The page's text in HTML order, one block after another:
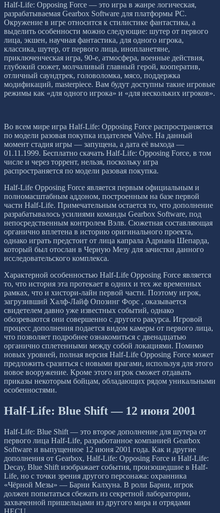
Half-Life: Opposing Force — это игра в жанре логическая,
разрабатываемая Gearbox Software для платформы PC.
Окружение в игре относится к cтилистике фантастика, а
выделить особенности можно следующие: шутер от первого
лица, экшен, научная фантастика, для одного игрока,
классика, шутер, от первого лица, инопланетяне,
приключенческая игра, 90-е, атмосфера, военные действия,
глубокий сюжет, молчаливый главный герой, кооператив,
отличный саундтрек, головоломка, мясо, поддержка
модификаций, masterpiece. Вам будут доступны такие игровые
режимы как «для одного игрока» и «для нескольких игроков».
Во всем мире игра Half-Life: Opposing Force распространяется
по модели разовая покупка издателем Valve. На данный
момент стадия игры — запущена, а дата её выхода —
01.11.1999. Бесплатно скачать Half-Life: Opposing Force, в том
числе и через торрент, нельзя, поскольку игра
распространяется по модели разовая покупка.
Half-Life Opposing Force является первым официальным и
полномасштабным аддоном, построенным на базе первой
части Half-Life. Примечательным остается то, что дополнение
разрабатывалось усилиями команды Gearbox Software, под
непосредственным контролем Вэлв. Сюжетная составляющая
органично вплетена в историю оригинального проекта,
однако играть предстоит от лица капрала Адриана Шепарда,
который был отослан в Черную Мезу для зачистки данного
исследовательского комплекса.
Характерной особенностью Half-Life Opposing Force является
то, что история эта протекает в одних и тех же временных
рамках, что и хистори-лайн первой части. Поэтому игрок,
загрузивший Халф-Лайф Опозинг Форс , оказывается
свидетелем давно уже известных событий, однако
обозреваются они совершенно с другого ракурса. Игровой
процесс дополнения подается видом камеры от первого лица,
что позволяет подробнее ознакомиться с двенадцатью
органично сплетенными между собой локациями. Помимо
новых уровней, полная версия Half-Life Opposing Force может
предложить сразиться с новыми врагами, используя для этого
новое вооружение. Кроме этого игрок сможет отдавать
приказы некоторым бойцам, обладающих рядом уникальными
особенностями.
Half-Life: Blue Shift — 12 июня 2001
Half-Life: Blue Shift — это второе дополнение для шутера от
первого лица Half-Life, разработанное компанией Gearbox
Software и выпущенное 12 июня 2001 года. Как и другие
дополнения от Gearbox, Half-Life: Opposing Force и Half-Life:
Decay, Blue Shift изображает события, произошедшие в Half-
Life, но c точки зрения другого персонажа: охранника
«Чёрной Мезы» — Барни Калхуна. В роли Барни, игрок
должен попытаться сбежать из секретной лаборатории,
захваченной пришельцами из другого мира и отрядами